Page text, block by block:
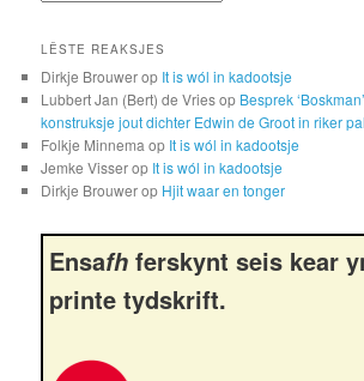
LÊSTE REAKSJES
Dirkje Brouwerop It is wól in kadootsje
Lubbert Jan (Bert) de Vriesop Besprek
konstruksje jout dichter Edwin de Groot in riker
Folkje Minnema op It is wól in kadootsje
Jemke Visserop It is wól in kadootsje
Dirkje Brouwerop Hjit waar en tonger
Ensafh ferskynt seis kear
printe tydskrift.